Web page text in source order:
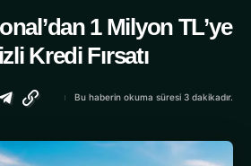
1 Milyon TL’ye
Kredi Fırsatı
Bu haberin okuma süresi 3 dakikadır.